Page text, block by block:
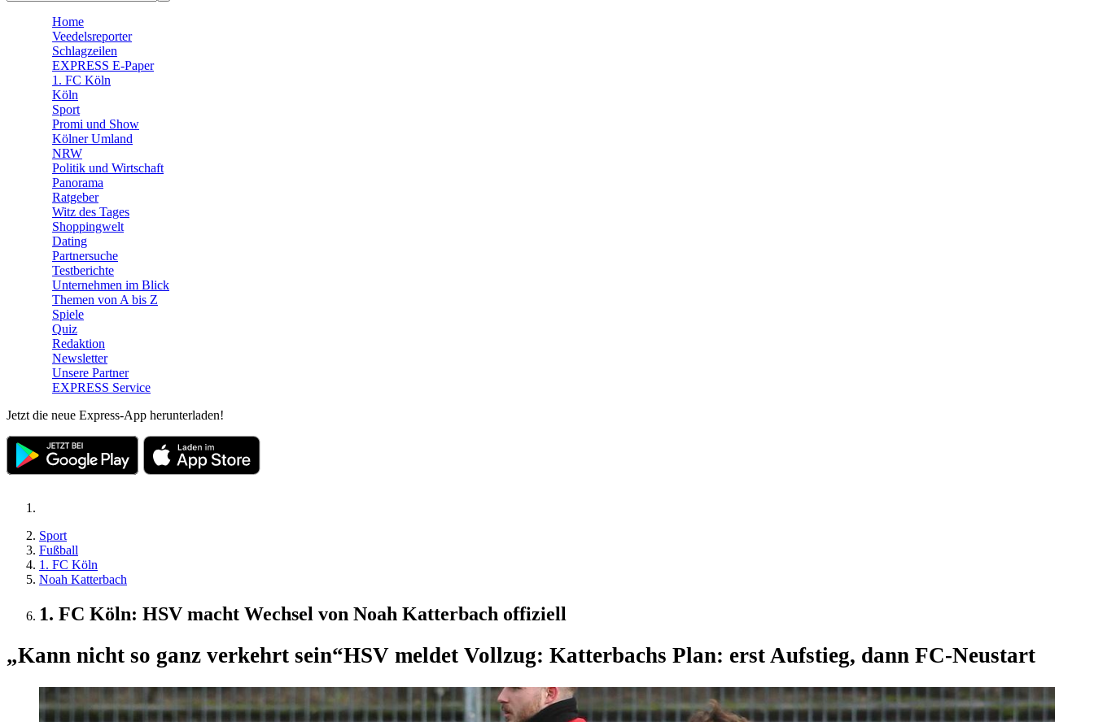
🛒 Shoppingwelt
Home
Veedelsreporter
Schlagzeilen
EXPRESS E-Paper
1. FC Köln
Köln
Sport
Promi und Show
Kölner Umland
NRW
Politik und Wirtschaft
Panorama
Ratgeber
Witz des Tages
Shoppingwelt
Dating
Partnersuche
Testberichte
Unternehmen im Blick
Themen von A bis Z
Spiele
Quiz
Redaktion
Newsletter
Unsere Partner
EXPRESS Service
Jetzt die neue Express-App herunterladen!
Sport
Fußball
1. FC Köln
Noah Katterbach
1. FC Köln: HSV macht Wechsel von Noah Katterbach offiziell
„Kann nicht so ganz verkehrt sein“HSV meldet Vollzug: Katterbachs Plan: erst Aufstieg, dann FC-Neustart